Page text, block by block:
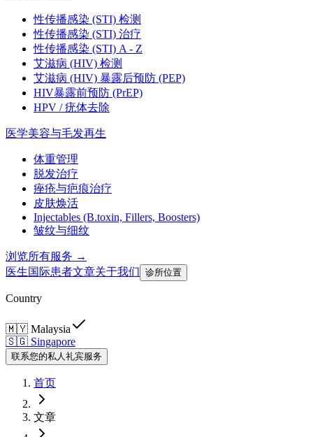
性传播感染 (STI) 检测
性传播感染 (STI) 治疗
性传播感染 (STI) A - Z
艾滋病 (HIV) 检测
艾滋病 (HIV) 暴露后预防 (PEP)
HIV暴露前预防 (PrEP)
HPV / 疣体去除
医学美容与毛发再生
体重管理
脱发治疗
痤疮与疤痕治疗
皮肤焕活
Injectables (B.toxin, Fillers, Boosters)
皱纹与细纹
浏览所有服务 →
医生国际患者文章关于我们 诊所位置
Country
🇲🇾 Malaysia
🇸🇬 Singapore
联系您的私人礼宾服务
首页
文章